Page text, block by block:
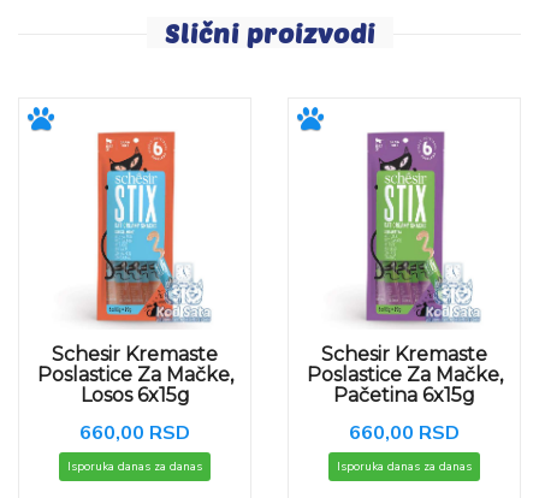
Slični proizvodi
Schesir Kremaste
Poslastice Za Mačke,
Losos 6x15g
660,00 RSD
Isporuka danas za danas
Schesir Kremaste
Poslastice Za Mačke,
Pačetina 6x15g
660,00 RSD
Isporuka danas za danas